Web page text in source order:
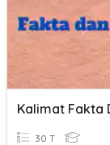
30 T